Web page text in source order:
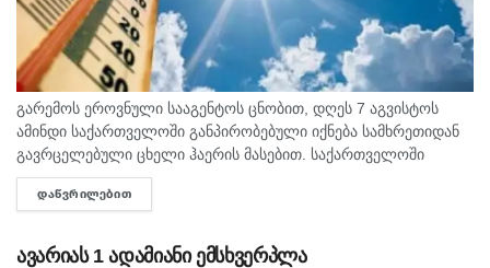
გარემოს ეროვნული სააგენტოს ცნობით, დღეს 7 აგვისტოს
ამინდი საქართველოში განპირობებული იქნება სამხრეთიდან
გავრცელებული ცხელი ჰაერის მასებით. საქართველოში
მოსალოდნელია: დროგამოშვებით ღრუბლიანობის მომატება.
უმეტესად უნალექოდ. იქროლებსაღმოსავლეთის
ᲓᲐᲬᲕᲠᲘᲚᲔᲑᲘᲗ
ავარიას 1 ადამიანი ემსხვერპლა